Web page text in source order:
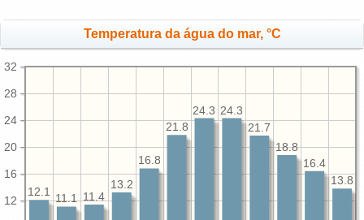
Temperatura da água do mar, °C
12
16
20
24
28
32
13.8
16.4
18.8
21.7
24.3
24.3
21.8
16.8
13.2
11.4
11.1
12.1